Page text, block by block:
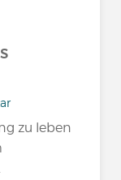
zu leben